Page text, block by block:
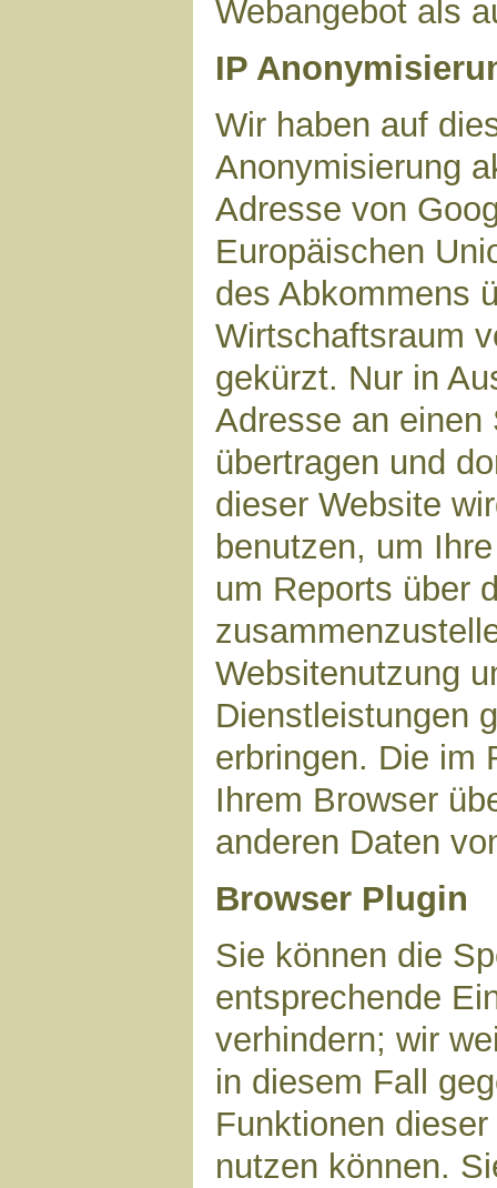
Webangebot als
IP
Wir haben auf
Anonymisierung
Adresse von
Europäischen
des Abkommens
Wirtschaftsraum
gekürzt. Nur in
Adresse an einen
übertragen und
dieser Website
benutzen, um
um Reports über
Websitenutzung
Dienstleistungen
erbringen. Die im
Ihrem Browser
anderen Daten
Browser Plugin
Sie können die
entsprechende
verhindern; wir
in diesem Fall
Funktionen
nutzen können.